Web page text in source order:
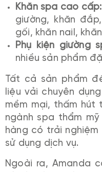
Khăn spa cao cấp:
giường, khăn
gối, khăn nail,
Phụ kiện giường
nhiều sản phẩm
Tất cả sản phẩm
liệu vải chuyên
mềm mại, thấm hút
ngành spa thẩm
hàng có trải
sử dụng dịch vụ.
Ngoài ra, Amanda